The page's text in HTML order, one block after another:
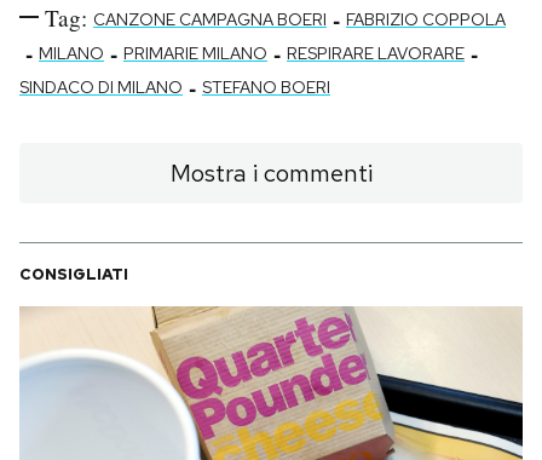
Tag: CANZONE CAMPAGNA BOERI - FABRIZIO COPPOLA
- MILANO - PRIMARIE MILANO - RESPIRARE LAVORARE -
SINDACO DI MILANO - STEFANO BOERI
Mostra i commenti
CONSIGLIATI